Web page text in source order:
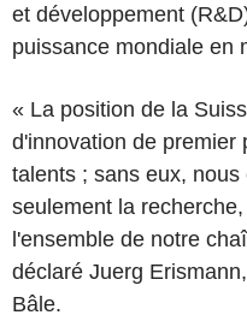
et développement
puissance mondiale en
« La position de la
d'innovation de premier
talents ; sans eux,
seulement la
l'ensemble de notre
déclaré Juerg
Bâle.